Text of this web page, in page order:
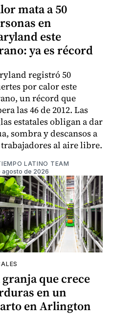
mata a 50
en
este
ya es récord
registró 50
por calor este
un récord que
las 46 de 2012. Las
estatales obligan a dar
sombra y descansos a
al aire libre.
LATINO TEAM
agosto de 2026
granja que crece
en un
en Arlington